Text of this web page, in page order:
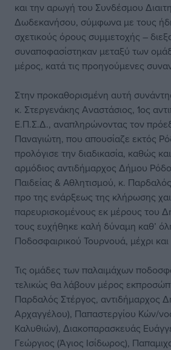
και την αρωγή του Συνδέσμου
Δωδεκανήσου, σύμφωνα με τους
σχετικούς όρους συμμετοχής –
συναποφασίστηκαν μεταξύ των
μέρος, κατά τις προηγούμενες
Στην προκαθορισμένη αυτή
κ. Στεργενάκης Αναστάσιος, 1ος
Ε.Π.Σ.Δ., αναπληρώνοντας τον
Παναγιώτη, που απουσίαζε εκτός
προλόγισε την διαδικασία, καθώς
αρμόδιος αντιδήμαρχος Δήμου
Παιδείας & Αθλητισμού, κ.
προ της ενάρξεως της κλήρωσης
παρευρισκομένους εκ μέρους του
τους ευχήθηκε καλή δύναμη καθ’
Ποδοσφαιρικού Τουρνουά, μέχρι
Τις ομάδες των παλαιμάχων
τελικώς θα λάβουν μέρος
Παρδαλός Στέργος, αντιδήμαρχος
Αρχαγγέλου), Παπαστεργίου Κών/
Καλυθιών), Διακοπαρασκευάς
Γεώργιος (Άγιος Ισίδωρος),